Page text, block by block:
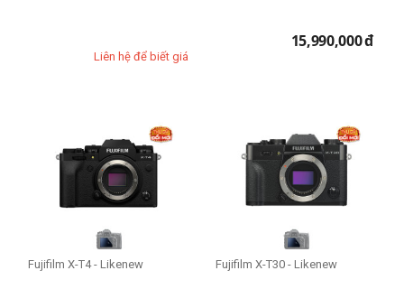
Liên hệ để biết giá
15,990,000đ
Fujifilm X-T4 - Likenew Fujifilm X-T30 - Likenew